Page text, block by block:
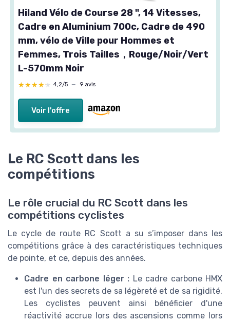
Hiland Vélo de Course 28 ", 14 Vitesses,
Cadre en Aluminium 700c, Cadre de 490
mm, vélo de Ville pour Hommes et
Femmes, Trois Tailles，Rouge/Noir/Vert
L-570mm Noir
★★★★★
★★★★★ 4,2/5 — 9 avis
Voir l'offre
Le RC Scott dans les
compétitions
Le rôle crucial du RC Scott dans les
compétitions cyclistes
Le cycle de route RC Scott a su s’imposer dans les
compétitions grâce à des caractéristiques techniques
de pointe, et ce, depuis des années.
Cadre en carbone léger : Le cadre carbone HMX
est l'un des secrets de sa légèreté et de sa rigidité.
Les cyclistes peuvent ainsi bénéficier d'une
réactivité accrue lors des ascensions comme lors